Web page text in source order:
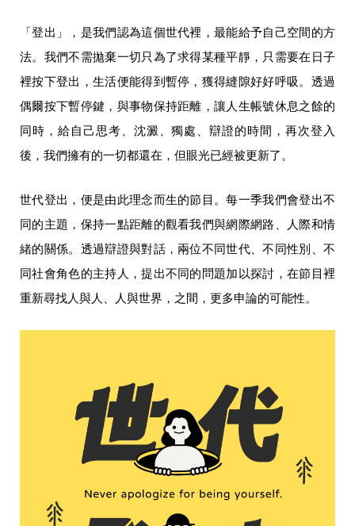
「登出」，是我們認為這個世代裡，最能給予自己空間的方
法。我們不需拋棄一切只為了求得某種平靜，只需要在日子
裡按下登出，生活便能得到暫停，獲得縫隙好好呼吸。透過
偶爾按下暫停鍵，與事物保持距離，讓人生帳號休息之餘的
同時，給自己思考、沈澱、獨處、辯證的時間，再次登入
後，我們擁有的一切都還在，但眼光已經被更新了。
世代登出，便是由此理念而生的節目。每一季我們會登出不
同的主題，保持一點距離的觀看我們與網際網路、人際和情
緒的關係。透過辯證與對話，兩位不同世代、不同性別、不
同社會角色的主持人，提出不同的問題加以探討，在節目裡
重新尋找人與人、人與世界，之間，更多申論的可能性。